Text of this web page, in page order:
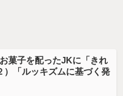
菓子を配ったJKに「きれ
「ルッキズムに基づく発